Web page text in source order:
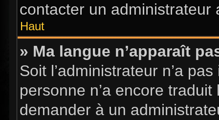
contacter un
Haut
» Ma langue n’apparaît
Soit l’administrateur n’a
personne n’a encore
demander à un